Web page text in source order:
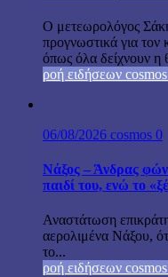
Ο μετεωρολόγος
προγνωστικά για τον
όπως όλα δείχνουν η
ροή ειδήσεων
06/08/2026 cosmos 0
Νάξος – Άνδρας
παιδί του, ενώ το
Αναστάτωση
αερολιμένα Νάξου,
το...
ροή ειδήσεων